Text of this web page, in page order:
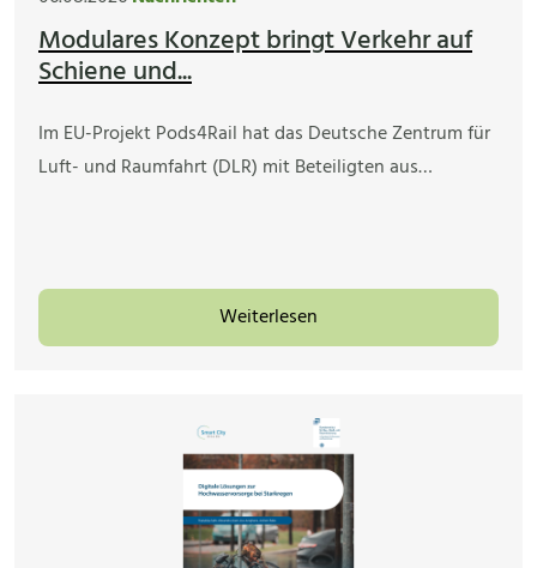
Modulares Konzept bringt Verkehr auf
Schiene und...
Im EU-Projekt Pods4Rail hat das Deutsche Zentrum für
Luft- und Raumfahrt (DLR) mit Beteiligten aus…
Weiterlesen